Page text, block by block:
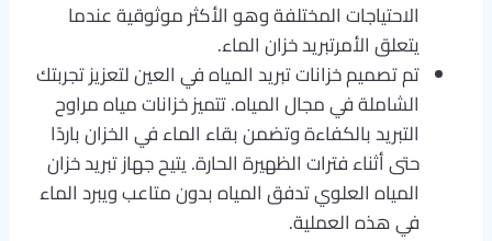
الاحتياجات المختلفة وهو الأكثر موثوقية عندما
يتعلق الأمرتبريد خزان الماء.
تم تصميم خزانات تبريد المياه في العين لتعزيز تجربتك
الشاملة في مجال المياه. تتميز خزانات مياه مراوح
التبريد بالكفاءة وتضمن بقاء الماء في الخزان باردًا
حتى أثناء فترات الظهيرة الحارة. يتيح جهاز تبريد خزان
المياه العلوي تدفق المياه بدون متاعب ويبرد الماء
في هذه العملية.